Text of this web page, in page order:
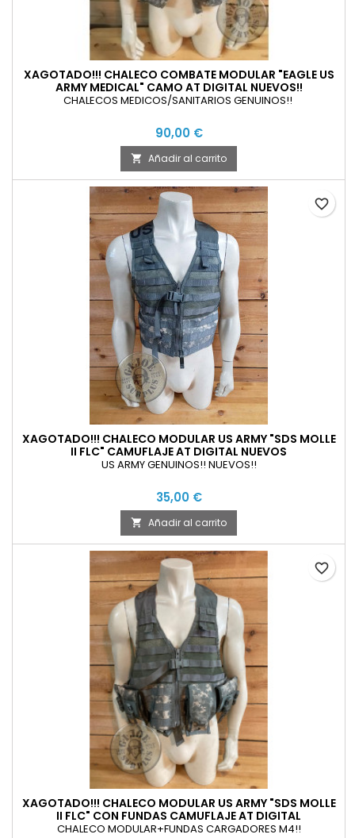
XAGOTADO!!! CHALECO COMBATE MODULAR "EAGLE US
ARMY MEDICAL" CAMO AT DIGITAL NUEVOS!!
CHALECOS MEDICOS/SANITARIOS GENUINOS!!
90,00 €
 Añadir al carrito
XAGOTADO!!! CHALECO MODULAR US ARMY "SDS MOLLE
II FLC" CAMUFLAJE AT DIGITAL NUEVOS
US ARMY GENUINOS!! NUEVOS!!
35,00 €
 Añadir al carrito
favorite_border
XAGOTADO!!! CHALECO MODULAR US ARMY "SDS MOLLE
II FLC" CON FUNDAS CAMUFLAJE AT DIGITAL
CHALECO MODULAR+FUNDAS CARGADORES M4!!
favorite_border